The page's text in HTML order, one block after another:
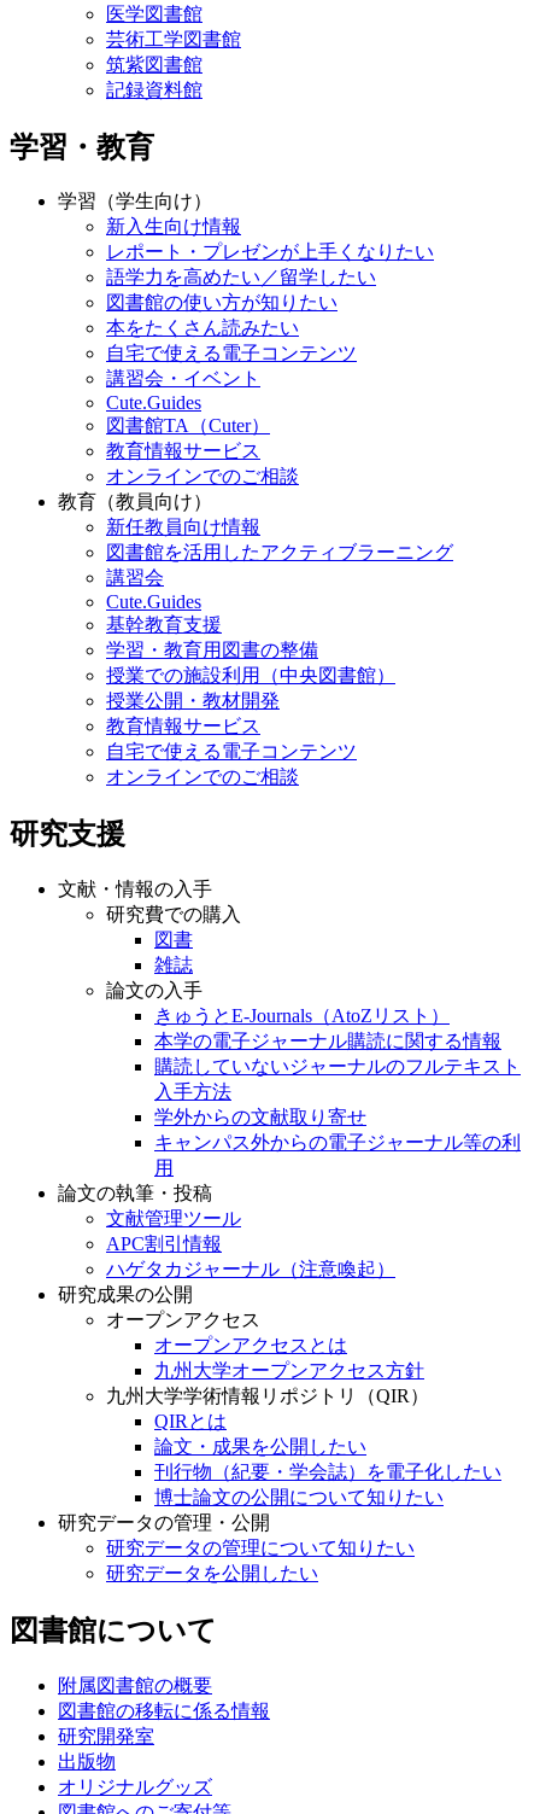
医学図書館
芸術工学図書館
筑紫図書館
記録資料館
学習・教育
学習（学生向け）
新入生向け情報
レポート・プレゼンが上手くなりたい
語学力を高めたい／留学したい
図書館の使い方が知りたい
本をたくさん読みたい
自宅で使える電子コンテンツ
講習会・イベント
Cute.Guides
図書館TA（Cuter）
教育情報サービス
オンラインでのご相談
教育（教員向け）
新任教員向け情報
図書館を活用したアクティブラーニング
講習会
Cute.Guides
基幹教育支援
学習・教育用図書の整備
授業での施設利用（中央図書館）
授業公開・教材開発
教育情報サービス
自宅で使える電子コンテンツ
オンラインでのご相談
研究支援
文献・情報の入手
研究費での購入
図書
雑誌
論文の入手
きゅうとE-Journals（AtoZリスト）
本学の電子ジャーナル購読に関する情報
購読していないジャーナルのフルテキスト
入手方法
学外からの文献取り寄せ
キャンパス外からの電子ジャーナル等の利
用
論文の執筆・投稿
文献管理ツール
APC割引情報
ハゲタカジャーナル（注意喚起）
研究成果の公開
オープンアクセス
オープンアクセスとは
九州大学オープンアクセス方針
九州大学学術情報リポジトリ（QIR）
QIRとは
論文・成果を公開したい
刊行物（紀要・学会誌）を電子化したい
博士論文の公開について知りたい
研究データの管理・公開
研究データの管理について知りたい
研究データを公開したい
図書館について
附属図書館の概要
図書館の移転に係る情報
研究開発室
出版物
オリジナルグッズ